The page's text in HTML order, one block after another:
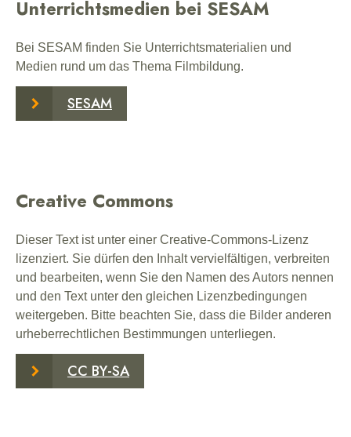
Unterrichtsmedien bei SESAM
Bei SESAM finden Sie Unterrichtsmaterialien und
Medien rund um das Thema Filmbildung.
SESAM
Creative Commons
Dieser Text ist unter einer Creative-Commons-Lizenz
lizenziert. Sie dürfen den Inhalt vervielfältigen, verbreiten
und bearbeiten, wenn Sie den Namen des Autors nennen
und den Text unter den gleichen Lizenzbedingungen
weitergeben. Bitte beachten Sie, dass die Bilder anderen
urheberrechtlichen Bestimmungen unterliegen.
CC BY-SA